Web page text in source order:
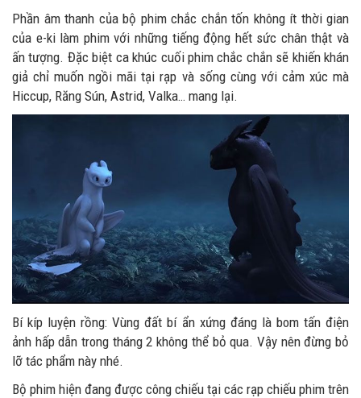
Phần âm thanh của bộ phim chắc chắn tốn không ít thời gian
của e-ki làm phim với những tiếng động hết sức chân thật và
ấn tượng. Đặc biệt ca khúc cuối phim chắc chắn sẽ khiến khán
giả chỉ muốn ngồi mãi tại rạp và sống cùng với cảm xúc mà
Hiccup, Răng Sún, Astrid, Valka… mang lại.
Bí kíp luyện rồng: Vùng đất bí ẩn xứng đáng là bom tấn điện
ảnh hấp dẫn trong tháng 2 không thể bỏ qua. Vậy nên đừng bỏ
lỡ tác phẩm này nhé.
Bộ phim hiện đang được công chiếu tại các rạp chiếu phim trên